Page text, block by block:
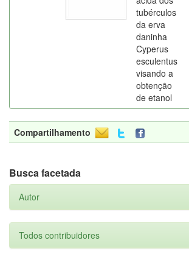
tubérculos
da erva
daninha
Cyperus
esculentus
visando a
obtenção
de etanol
Compartilhamento
Busca facetada
Autor
Todos contribuidores